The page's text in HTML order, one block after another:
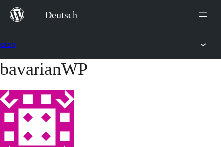
Zum
Inhalt
Deutsch
Zum
springen
bavarianWP